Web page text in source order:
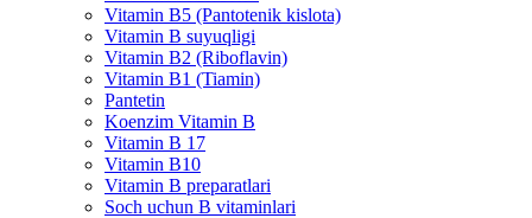
Vitamin B5 (Pantotenik kislota)
Vitamin B suyuqligi
Vitamin B2 (Riboflavin)
Vitamin B1 (Tiamin)
Pantetin
Koenzim Vitamin B
Vitamin B 17
Vitamin B10
Vitamin B preparatlari
Soch uchun B vitaminlari